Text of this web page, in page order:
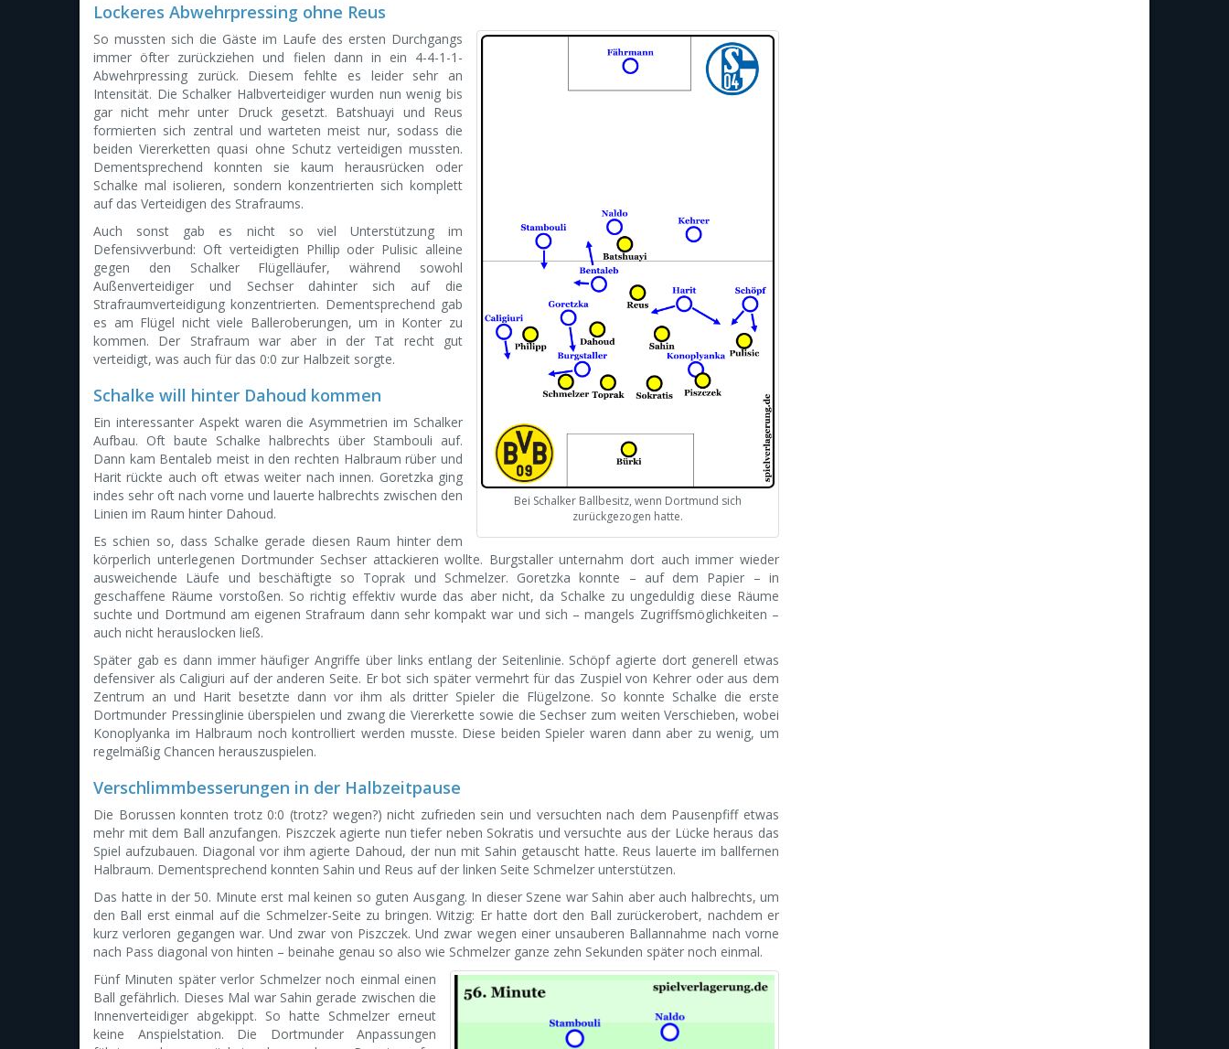
Lockeres Abwehrpressing ohne Reus
Bei Schalker Ballbesitz, wenn Dortmund sich
zurückgezogen hatte.
So mussten sich die Gäste im Laufe des ersten Durchgangs
immer öfter zurückziehen und fielen dann in ein 4-4-1-1-
Abwehrpressing zurück. Diesem fehlte es leider sehr an
Intensität. Die Schalker Halbverteidiger wurden nun wenig bis
gar nicht mehr unter Druck gesetzt. Batshuayi und Reus
formierten sich zentral und warteten meist nur, sodass die
beiden Viererketten quasi ohne Schutz verteidigen mussten.
Dementsprechend konnten sie kaum herausrücken oder
Schalke mal isolieren, sondern konzentrierten sich komplett
auf das Verteidigen des Strafraums.
Auch sonst gab es nicht so viel Unterstützung im
Defensivverbund: Oft verteidigten Phillip oder Pulisic alleine
gegen den Schalker Flügelläufer, während sowohl
Außenverteidiger und Sechser dahinter sich auf die
Strafraumverteidigung konzentrierten. Dementsprechend gab
es am Flügel nicht viele Balleroberungen, um in Konter zu
kommen. Der Strafraum war aber in der Tat recht gut
verteidigt, was auch für das 0:0 zur Halbzeit sorgte.
Schalke will hinter Dahoud kommen
Ein interessanter Aspekt waren die Asymmetrien im Schalker
Aufbau. Oft baute Schalke halbrechts über Stambouli auf.
Dann kam Bentaleb meist in den rechten Halbraum rüber und
Harit rückte auch oft etwas weiter nach innen. Goretzka ging
indes sehr oft nach vorne und lauerte halbrechts zwischen den
Linien im Raum hinter Dahoud.
Es schien so, dass Schalke gerade diesen Raum hinter dem
körperlich unterlegenen Dortmunder Sechser attackieren wollte. Burgstaller unternahm dort auch immer wieder
ausweichende Läufe und beschäftigte so Toprak und Schmelzer. Goretzka konnte – auf dem Papier – in
geschaffene Räume vorstoßen. So richtig effektiv wurde das aber nicht, da Schalke zu ungeduldig diese Räume
suchte und Dortmund am eigenen Strafraum dann sehr kompakt war und sich – mangels Zugriffsmöglichkeiten –
auch nicht herauslocken ließ.
Später gab es dann immer häufiger Angriffe über links entlang der Seitenlinie. Schöpf agierte dort generell etwas
defensiver als Caligiuri auf der anderen Seite. Er bot sich später vermehrt für das Zuspiel von Kehrer oder aus dem
Zentrum an und Harit besetzte dann vor ihm als dritter Spieler die Flügelzone. So konnte Schalke die erste
Dortmunder Pressinglinie überspielen und zwang die Viererkette sowie die Sechser zum weiten Verschieben, wobei
Konoplyanka im Halbraum noch kontrolliert werden musste. Diese beiden Spieler waren dann aber zu wenig, um
regelmäßig Chancen herauszuspielen.
Verschlimmbesserungen in der Halbzeitpause
Die Borussen konnten trotz 0:0 (trotz? wegen?) nicht zufrieden sein und versuchten nach dem Pausenpfiff etwas
mehr mit dem Ball anzufangen. Piszczek agierte nun tiefer neben Sokratis und versuchte aus der Lücke heraus das
Spiel aufzubauen. Diagonal vor ihm agierte Dahoud, der nun mit Sahin getauscht hatte. Reus lauerte im ballfernen
Halbraum. Dementsprechend konnten Sahin und Reus auf der linken Seite Schmelzer unterstützen.
Das hatte in der 50. Minute erst mal keinen so guten Ausgang. In dieser Szene war Sahin aber auch halbrechts, um
den Ball erst einmal auf die Schmelzer-Seite zu bringen. Witzig: Er hatte dort den Ball zurückerobert, nachdem er
kurz verloren gegangen war. Und zwar von Piszczek. Und zwar wegen einer unsauberen Ballannahme nach vorne
nach Pass diagonal von hinten – beinahe genau so also wie Schmelzer ganze zehn Sekunden später noch einmal.
Fünf Minuten später verlor Schmelzer noch einmal einen
Ball gefährlich. Dieses Mal war Sahin gerade zwischen die
Innenverteidiger abgekippt. So hatte Schmelzer erneut
keine Anspielstation. Die Dortmunder Anpassungen